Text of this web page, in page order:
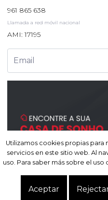
Utilizamos cookies propias para
servicios en este sitio web. Al
uso. Para saber más sobre el uso
Aceptar
961 865 638
Llamada a red móvil nacional
AMI: 17195
de litigios.Política de privacidad.
Utilizamos cookies propias para
servicios en este sitio web. Al
uso. Para saber más sobre el uso
Aceptar